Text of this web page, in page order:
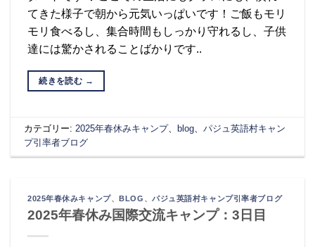
てきた様子で朝から元気いっぱいです！ご飯もモリ
モリ食べるし、集合時間もしっかり守れるし、子供
達には驚かされることばかりです..
続きを読む →
カテゴリー:2025年春休みキャンプ、 blog、パジュ英語村キャン
プ引率者ブログ
2025年春休みキャンプ、BLOG 、パジュ英語村キャンプ引率者ブログ
2025年春休み国際交流キャンプ：3日目